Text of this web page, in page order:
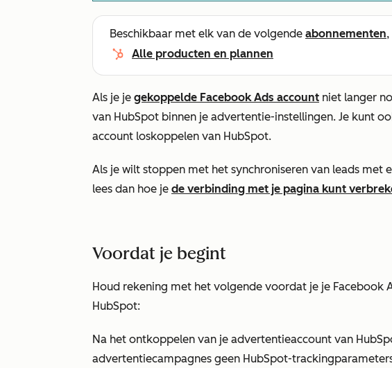
Beschikbaar met elk van de volgende abonnementen
Alle producten en plannen
Als je je gekoppelde Facebook Ads account niet langer
van HubSpot binnen je advertentie-instellingen. Je kunt
account loskoppelen van HubSpot.
Als je wilt stoppen met het synchroniseren van leads met
lees dan hoe je de verbinding met je pagina kunt
Voordat je begint
Houd rekening met het volgende voordat je je Facebook
HubSpot:
Na het ontkoppelen van je advertentieaccount van
advertentiecampagnes geen HubSpot-